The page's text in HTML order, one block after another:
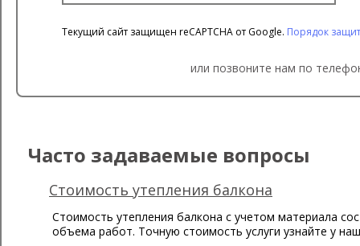
или позвоните нам по
Текущий сайт защищен reCAPTCHA от Google. Порядок
Часто задаваемые вопросы
Стоимость утепления балкона
Стоимость утепления балкона с учетом материала
объема работ. Точную стоимость услуги узнайте у